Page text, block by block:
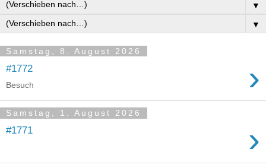
▼
▼
Samstag, 8. August 2026
#1772 ›
Besuch
Samstag, 1. August 2026
#1771 ›